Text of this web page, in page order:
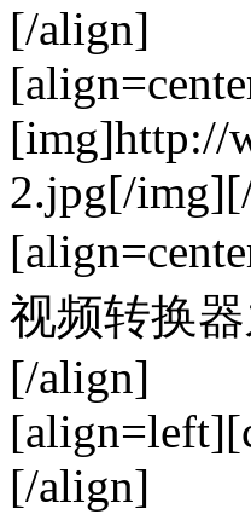
[/align]
[img]http://
2.jpg[/
视频转换
[/align]
[/align]